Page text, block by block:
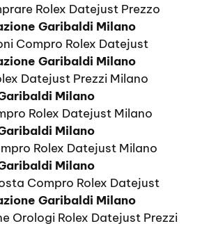
Rolex Datejust Prezzo
Garibaldi Milano
Compro Rolex Datejust
Garibaldi Milano
Datejust Prezzi Milano
Milano
Rolex Datejust Milano
Milano
Rolex Datejust Milano
Milano
Compro Rolex Datejust
Garibaldi Milano
Orologi Rolex Datejust Prezzi